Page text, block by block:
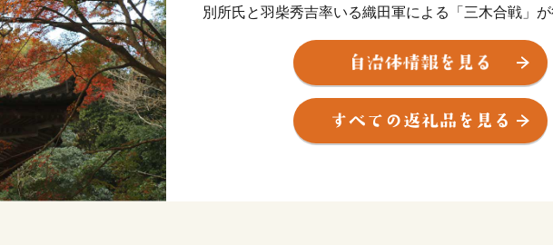
別所氏と羽柴秀吉率いる織田軍による「三木合戦」
により荒廃しましたが、秀吉の復興政策により今日の
展の基礎が作られました。
神戸市の北西隣にあり、中国道・山陽道の3つのICが
★ABCテレビのニュース情報番組「キャスト」で「